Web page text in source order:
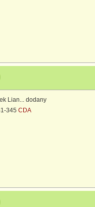
Lian... dodany
345 CDA